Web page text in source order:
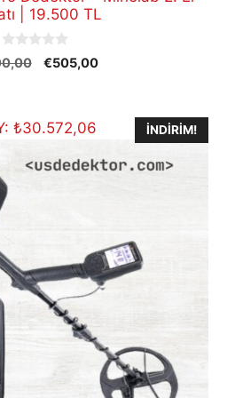
| 19.500 TL
0
o
f
5
Orijinal
€505,00Şu
€505,00.
₺30.572,06 İNDIRIM!